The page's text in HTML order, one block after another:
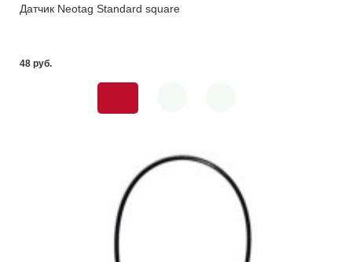
Датчик Neotag Standard square
48 pуб.